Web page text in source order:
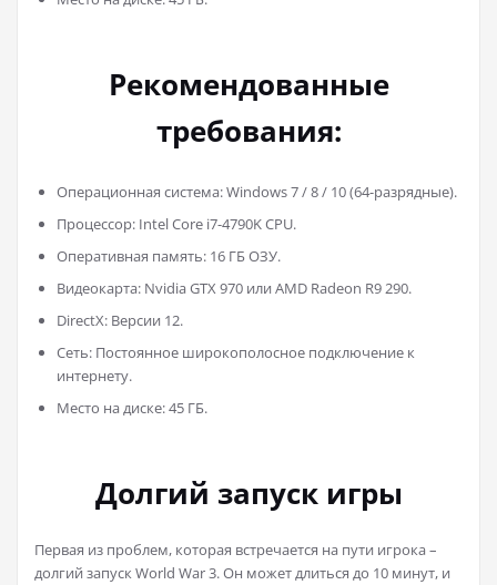
Рекомендованные
требования:
Операционная система: Windows 7 / 8 / 10 (64-разрядные).
Процессор: Intel Core i7-4790K CPU.
Оперативная память: 16 ГБ ОЗУ.
Видеокарта: Nvidia GTX 970 или AMD Radeon R9 290.
DirectX: Версии 12.
Сеть: Постоянное широкополосное подключение к
интернету.
Место на диске: 45 ГБ.
Долгий запуск игры
Первая из проблем, которая встречается на пути игрока –
долгий запуск World War 3. Он может длиться до 10 минут, и